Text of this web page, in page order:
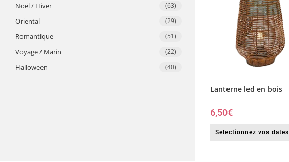
Noël / Hiver (63)
Oriental (29)
Romantique (51)
Voyage / Marin (22)
​Halloween (40)
Lanterne led en bois
6,50€
Selectionnez vos dates